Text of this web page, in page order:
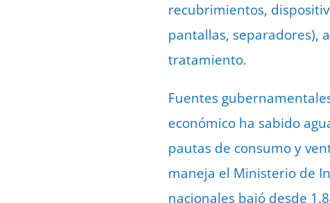
recubrimientos,
pantallas, separadores),
tratamiento.
Fuentes
económico ha sabido
pautas de consumo y
maneja el Ministerio de
nacionales bajó desde